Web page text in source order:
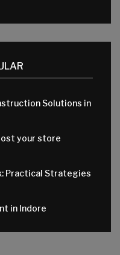
Solutions in
your store
Practical Strategies
in Indore